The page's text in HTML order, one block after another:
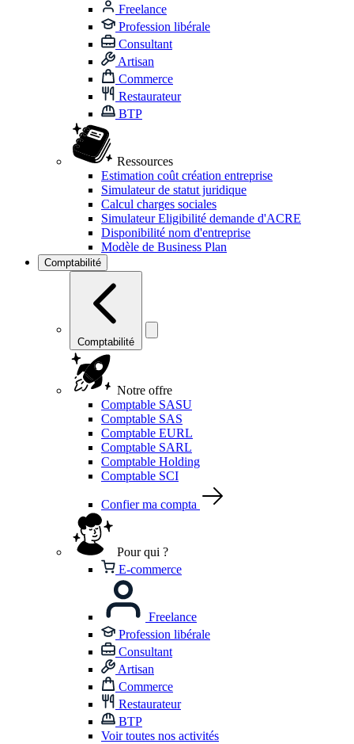
Freelance
Profession libérale
Consultant
Artisan
Commerce
Restaurateur
BTP
Ressources
Estimation coût création entreprise
Simulateur de statut juridique
Calcul charges sociales
Simulateur Eligibilité demande d'ACRE
Disponibilité nom d'entreprise
Modèle de Business Plan
Comptabilité
Comptabilité
Notre offre
Comptable SASU
Comptable SAS
Comptable EURL
Comptable SARL
Comptable Holding
Comptable SCI
Confier ma compta
Pour qui ?
E-commerce
Freelance
Profession libérale
Consultant
Artisan
Commerce
Restaurateur
BTP
Voir toutes nos activités